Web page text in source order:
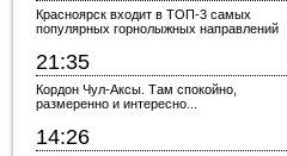
Красноярск входит в ТОП-3 самых
популярных горнолыжных направлений
21:35
Кордон Чул-Аксы. Там спокойно,
размеренно и интересно...
14:26